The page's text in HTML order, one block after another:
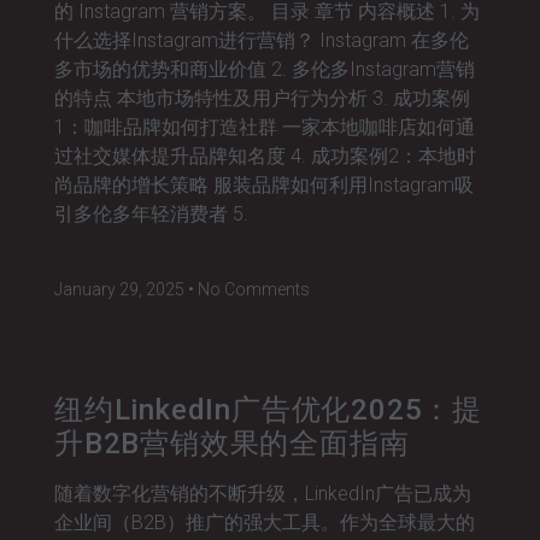
的 Instagram 营销方案。 目录 章节 内容概述 1. 为
什么选择Instagram进行营销？ Instagram 在多伦
多市场的优势和商业价值 2. 多伦多Instagram营销
的特点 本地市场特性及用户行为分析 3. 成功案例
1：咖啡品牌如何打造社群 一家本地咖啡店如何通
过社交媒体提升品牌知名度 4. 成功案例2：本地时
尚品牌的增长策略 服装品牌如何利用Instagram吸
引多伦多年轻消费者 5.
January 29, 2025 No Comments
纽约LinkedIn广告优化2025：提
升B2B营销效果的全面指南
随着数字化营销的不断升级，LinkedIn广告已成为
企业间（B2B）推广的强大工具。作为全球最大的